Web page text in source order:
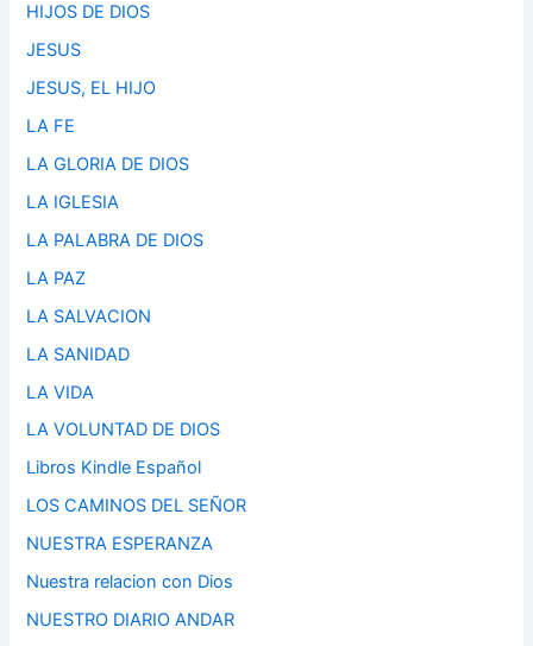
HIJOS DE DIOS
JESUS
JESUS, EL HIJO
LA FE
LA GLORIA DE DIOS
LA IGLESIA
LA PALABRA DE DIOS
LA PAZ
LA SALVACION
LA SANIDAD
LA VIDA
LA VOLUNTAD DE DIOS
Libros Kindle Español
LOS CAMINOS DEL SEÑOR
NUESTRA ESPERANZA
Nuestra relacion con Dios
NUESTRO DIARIO ANDAR